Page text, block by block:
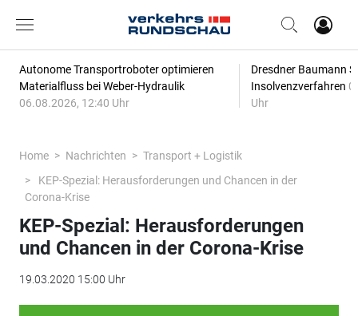
Autonome Transportroboter optimieren
Materialfluss bei Weber-Hydraulik
06.08.2026, 12:40 Uhr
Dresdner Baumann
Insolvenzverfahren
Uhr
Home Nachrichten
Transport + Logistik
KEP-Spezial: Herausforderungen und Chancen in der
Corona-Krise
KEP-Spezial: Herausforderungen
und Chancen in der Corona-Krise
19.03.2020 15:00 Uhr